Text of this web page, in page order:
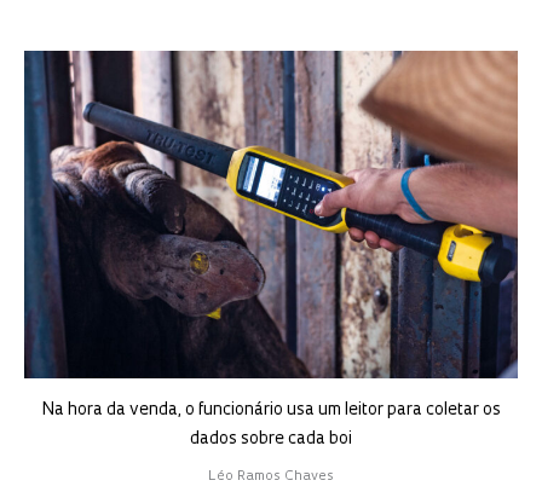
Na hora da venda, o funcionário usa um leitor para coletar os
dados sobre cada boi
Léo Ramos Chaves